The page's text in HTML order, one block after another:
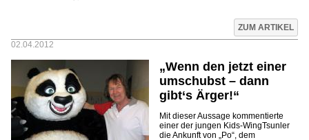
ZUM ARTIKEL
02.04.2012
„Wenn den jetzt einer
umschubst – dann
gibt‘s Ärger!“
Mit dieser Aussage kommentierte
einer der jungen Kids-WingTsunler
die Ankunft von „Po“, dem